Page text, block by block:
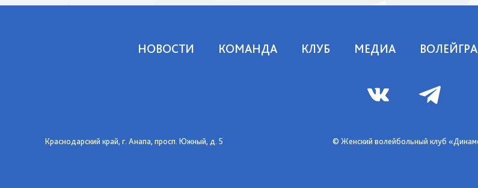
НОВОСТИ КОМАНДА КЛУБ МЕДИА
Краснодарский край, г. Анапа, просп. Южный, д. 5 © Женский волейбольный клуб